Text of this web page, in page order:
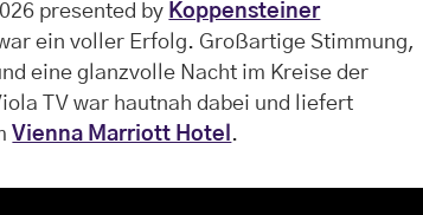
presented by Koppensteiner
ein voller Erfolg. Großartige Stimmung,
eine glanzvolle Nacht im Kreise der
TV war hautnah dabei und liefert
Vienna Marriott Hotel .